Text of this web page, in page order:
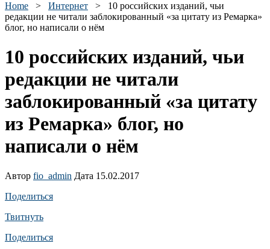
Home > Интернет > 10 российских изданий, чьи
редакции не читали заблокированный «за цитату из Ремарка»
блог, но написали о нём
10 российских изданий, чьи
редакции не читали
заблокированный «за цитату
из Ремарка» блог, но
написали о нём
Автор fio_admin Дата 15.02.2017
Поделиться
Твитнуть
Поделиться